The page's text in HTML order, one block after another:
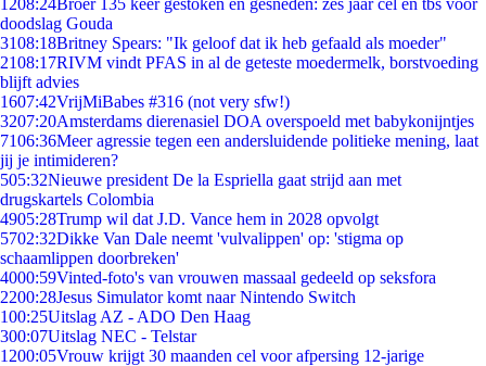
1208:24Broer 135 keer gestoken en gesneden: zes jaar cel en tbs voor
doodslag Gouda
3108:18Britney Spears: "Ik geloof dat ik heb gefaald als moeder"
2108:17RIVM vindt PFAS in al de geteste moedermelk, borstvoeding
blijft advies
1607:42VrijMiBabes #316 (not very sfw!)
3207:20Amsterdams dierenasiel DOA overspoeld met babykonijntjes
7106:36Meer agressie tegen een andersluidende politieke mening, laat
jij je intimideren?
505:32Nieuwe president De la Espriella gaat strijd aan met
drugskartels Colombia
4905:28Trump wil dat J.D. Vance hem in 2028 opvolgt
5702:32Dikke Van Dale neemt 'vulvalippen' op: 'stigma op
schaamlippen doorbreken'
4000:59Vinted-foto's van vrouwen massaal gedeeld op seksfora
2200:28Jesus Simulator komt naar Nintendo Switch
100:25Uitslag AZ - ADO Den Haag
300:07Uitslag NEC - Telstar
1200:05Vrouw krijgt 30 maanden cel voor afpersing 12-jarige